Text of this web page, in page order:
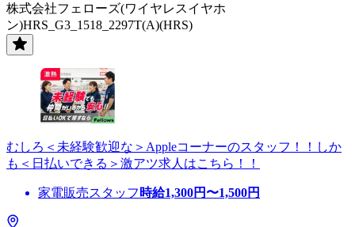
株式会社フェローズ(ワイヤレスイヤホ
ン)HRS_G3_1518_2297T(A)(HRS)
むしろ＜未経験歓迎な＞Appleコーナーのスタッフ！！しか
も＜日払いできる＞激アツ求人はこちら！！
家電販売スタッフ 時給1,300円〜1,500円